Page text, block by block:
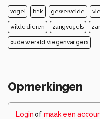
vogel bek gewervelde
wilde dieren zangvogels
oude wereld vliegenvangers
Opmerkingen
Loginof maak een